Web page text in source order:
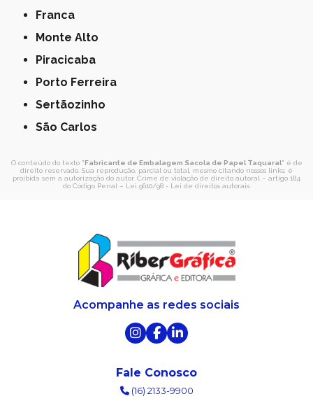
Franca
Monte Alto
Piracicaba
Porto Ferreira
Sertãozinho
São Carlos
O conteúdo do texto "Fabricante de Embalagem Sacola de Papel Taquaral" é de
direito reservado. Sua reprodução, parcial ou total, mesmo citando nossos links, é
proibida sem a autorização do autor. Crime de violação de direito autoral – artigo 184
do Código Penal – Lei 9610/98 - Lei de direitos autorais.
Acompanhe as redes sociais
Fale Conosco
(16) 2133-9900